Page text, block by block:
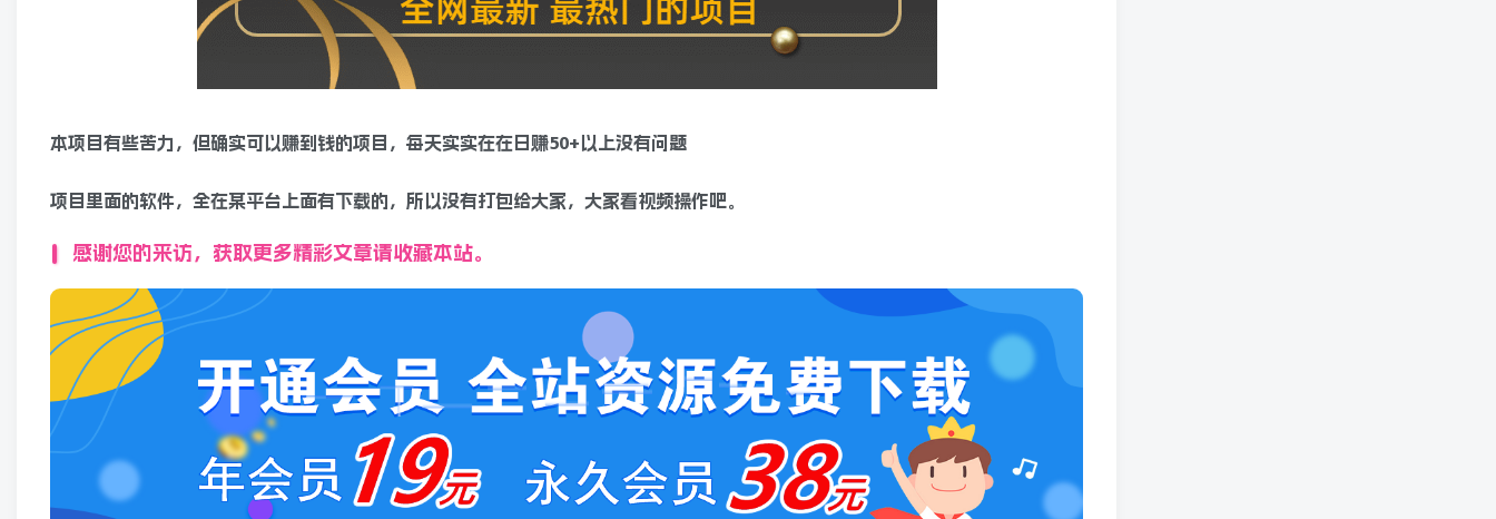
本项目有些苦力，但确实可以赚到钱的项目，每天实实在在日赚50+以上没有问题
项目里面的软件，全在某平台上面有下载的，所以没有打包给大家，大家看视频操作吧。
感谢您的来访，获取更多精彩文章请收藏本站。